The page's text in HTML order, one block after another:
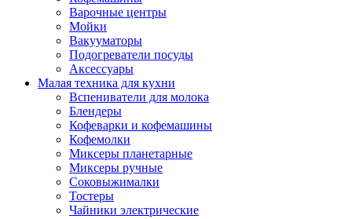
Варочные центры
Мойки
Вакууматоры
Подогреватели посуды
Аксессуары
Малая техника для кухни
Вспениватели для молока
Блендеры
Кофеварки и кофемашины
Кофемолки
Миксеры планетарные
Миксеры ручные
Соковыжималки
Тостеры
Чайники электрические